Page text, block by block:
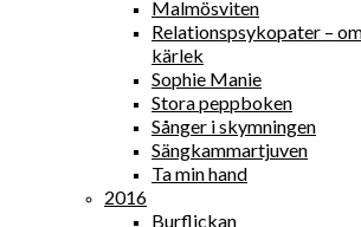
Malmösviten
Relationspsykopater –
kärlek
Sophie Manie
Stora peppboken
Sånger i skymningen
Sängkammartjuven
Ta min hand
2016
Burflickan